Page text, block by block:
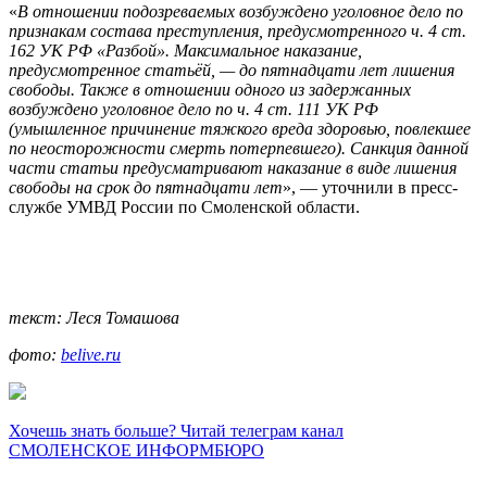
«В отношении подозреваемых возбуждено уголовное дело по
признакам состава преступления, предусмотренного ч. 4 ст.
162 УК РФ «Разбой». Максимальное наказание,
предусмотренное статьёй, — до пятнадцати лет лишения
свободы. Также в отношении одного из задержанных
возбуждено уголовное дело по ч. 4 ст. 111 УК РФ
(умышленное причинение тяжкого вреда здоровью, повлекшее
по неосторожности смерть потерпевшего). Санкция данной
части статьи предусматривают наказание в виде лишения
свободы на срок до пятнадцати лет», — уточнили в пресс-
службе УМВД России по Смоленской области.
текст: Леся Томашова
фото: belive.ru
Хочешь знать больше? Читай телеграм канал
СМОЛЕНСКОЕ ИНФОРМБЮРО